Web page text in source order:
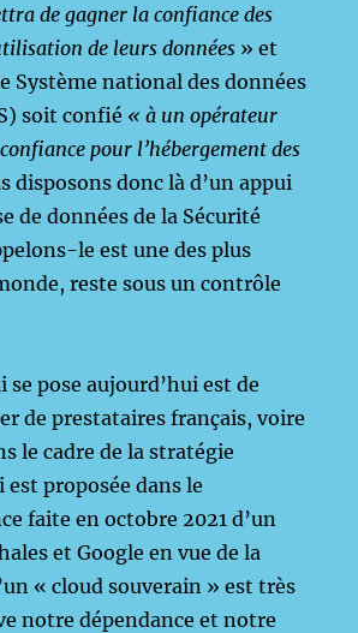
de gagner la confiance des
de leurs données » et
Système national des données
soit confié « à un opérateur
pour l’hébergement des
disposons donc là d’un appui
de données de la Sécurité
le est une des plus
reste sous un contrôle
se pose aujourd’hui est de
de prestataires français, voire
le cadre de la stratégie
proposée dans le
faite en octobre 2021 d’un
et Google en vue de la
« cloud souverain » est très
notre dépendance et notre